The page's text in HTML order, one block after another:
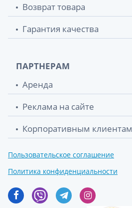
Возврат товара
Гарантия качества
ПАРТНЕРАМ
Аренда
Реклама на сайте
Корпоративным клиентам
Пользовательское соглашение
Политика конфиденциальности